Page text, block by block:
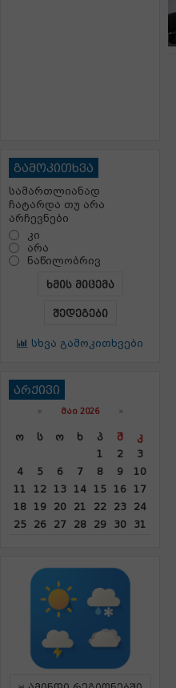
გამოკითხვა
სამართლიანად
ჩატარდა თუ არა
არჩევნები
კი
არა
ნაწილობრივ
ხმის მიცემა
შედეგები
სხვა გამოკითხვები
არქივი
« ᲛᲐᲘ 2026 »
Ო Ს Ო Ხ Პ Შ
Კ
1
2
3
4
5 6 7 8 9
10
11
12 13 14 15 16
17
18
19 20 21 22 23
24
25
26 27 28 29 30 31